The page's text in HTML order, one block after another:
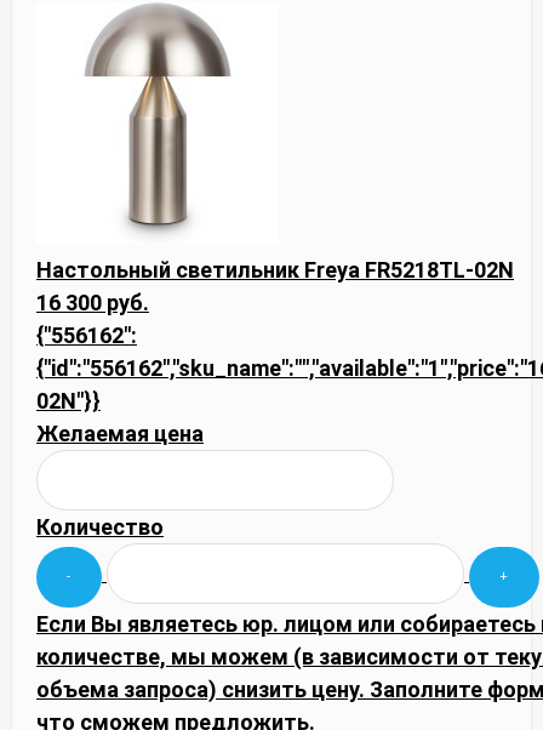
Настольный светильник Freya FR5218TL-02N
16 300 руб.
{"556162":
02N"}}
Желаемая цена
Количество
Если Вы являетесь юр. лицом или
количестве, мы можем (в зависимости от
объема запроса) снизить цену. Заполните
что сможем предложить.